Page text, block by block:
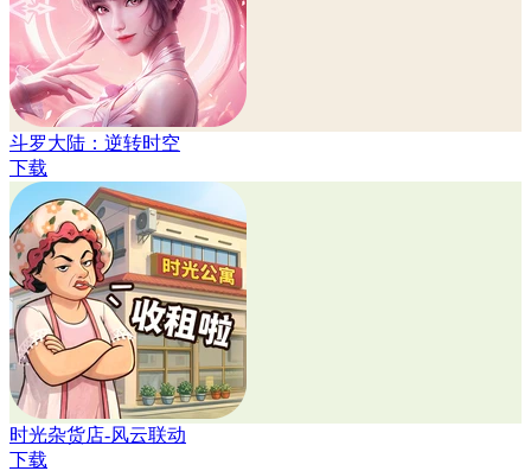
斗罗大陆：逆转时空
下载
时光杂货店-风云联动
下载